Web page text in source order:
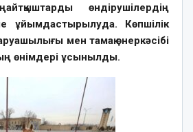
өндірушілердің
ұйымдастырылуда. Көпшілік
мен тамақ өнеркәсібі
өнімдері ұсынылды.